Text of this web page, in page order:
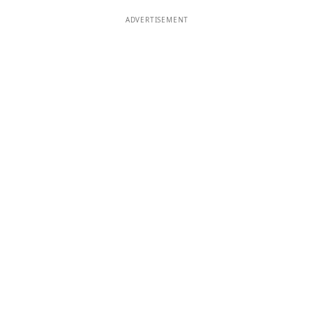
ADVERTISEMENT